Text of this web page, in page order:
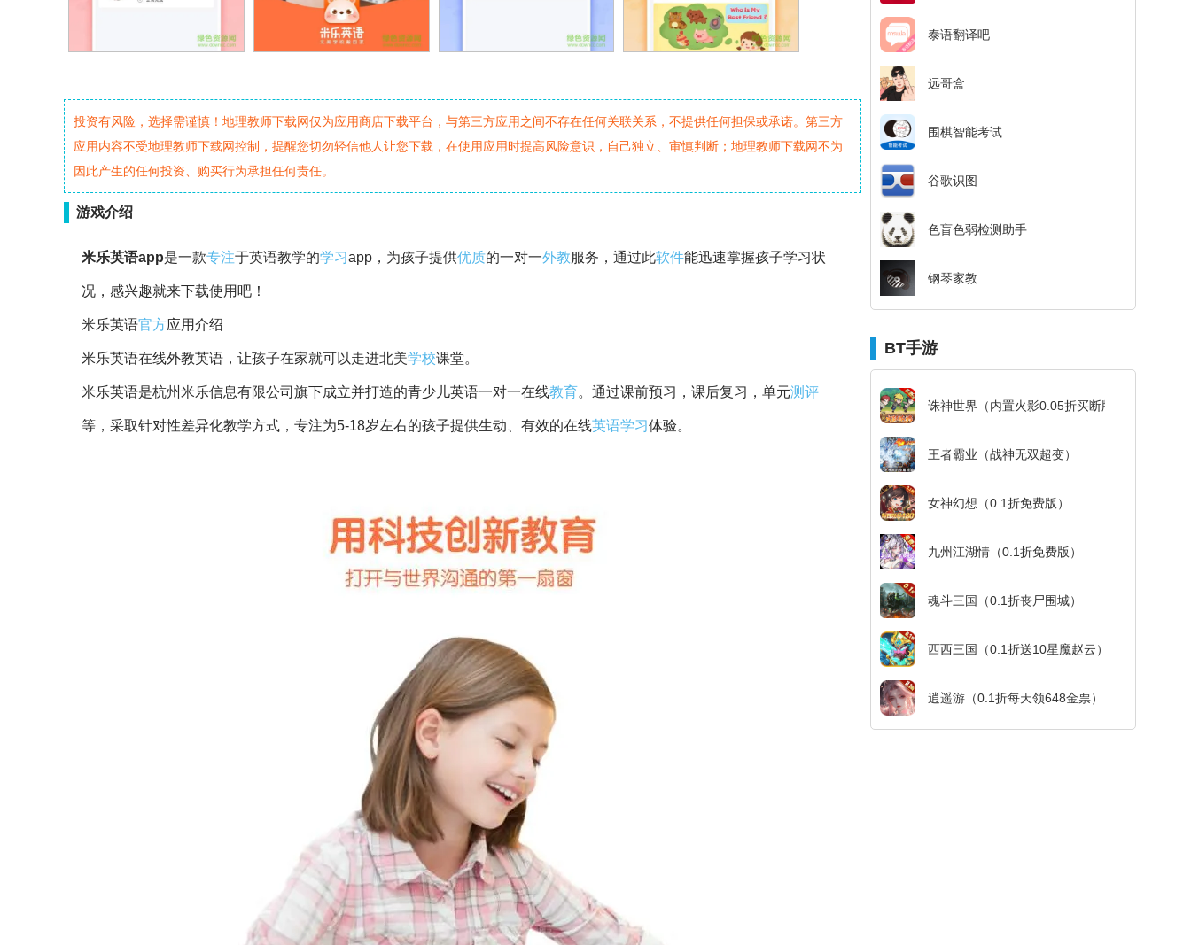
投资有风险，选择需谨慎！地理教师下载网仅为应用商店下载平台，与第三方应用之间不存在任何关联关系，不提供任何担保或承诺。第三方
应用内容不受地理教师下载网控制，提醒您切勿轻信他人让您下载，在使用应用时提高风险意识，自己独立、审慎判断；地理教师下载网不为
因此产生的任何投资、购买行为承担任何责任。
游戏介绍
米乐英语app是一款专注于英语教学的学习app，为孩子提供优质的一对一外教服务，通过此软件能迅速掌握孩子学习状
况，感兴趣就来下载使用吧！
米乐英语官方应用介绍
米乐英语在线外教英语，让孩子在家就可以走进北美学校课堂。
米乐英语是杭州米乐信息有限公司旗下成立并打造的青少儿英语一对一在线教育。通过课前预习，课后复习，单元测评
等，采取针对性差异化教学方式，专注为5-18岁左右的孩子提供生动、有效的在线英语学习体验。
泰语翻译吧
远哥盒
围棋智能考试
谷歌识图
色盲色弱检测助手
钢琴家教
BT手游
诛神世界（内置火影0.05折买断版）
王者霸业（战神无双超变）
女神幻想（0.1折免费版）
九州江湖情（0.1折免费版）
魂斗三国（0.1折丧尸围城）
西西三国（0.1折送10星魔赵云）
逍遥游（0.1折每天领648金票）